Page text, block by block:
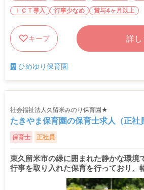
ＩＣＴ導入
行事少なめ 賞与4ヶ月以上
キープ 詳
ひめゆり保育園
社会福祉法人久留米みのり保育園★
たきやま保育園の保育士求人（正社
保育士 正社員
東久留米市の緑に囲まれた静かな環境
行事を取り入れた保育を行っており、